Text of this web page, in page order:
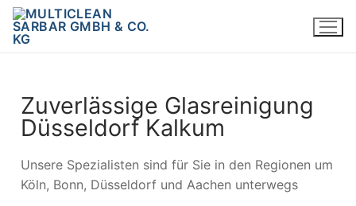
Zuverlässige Glasreinigung
Düsseldorf Kalkum
Unsere Spezialisten sind für Sie in den Regionen um
Köln, Bonn, Düsseldorf und Aachen unterwegs